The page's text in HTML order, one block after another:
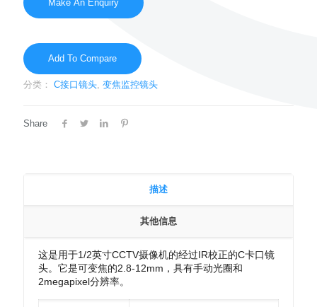
Add To Compare
分类： C接口镜头, 变焦监控镜头
Share
描述
其他信息
这是用于1/2英寸CCTV摄像机的经过IR校正的C卡口镜
头。它是可变焦的2.8-12mm，具有手动光圈和
2megapixel分辨率。